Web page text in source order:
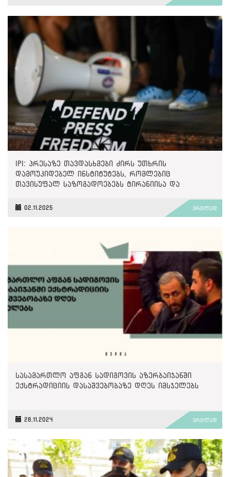
IPI: პრესაზე თავდასხმები ძირს უთხრის
დამოუკიდებელ ინსტიტუტებს, რომლებიც
თავისუფალ საზოგადოებებს ტირანიისა და
02.11.2025 ვრცლად
სასამართლო აფგან სადიგოვის აზერბაიჯანში
ექსტრადიციის დასაშვებობაზე დღეს იმსჯელებს
28.11.2024 ვრცლად